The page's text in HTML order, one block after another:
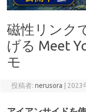
磁性リンク
げる Meet
モ
投稿者: nerusora 2023